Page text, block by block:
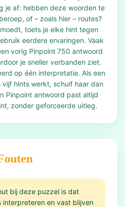
je af: hebben deze woorden te
of – zoals hier – routes?
toets je elke hint tegen
eerdere ervaringen. Vaak
vorig Pinpoint 750 antwoord
je sneller verbanden ziet.
op één interpretatie. Als een
vijf hints werkt, schuif haar dan
Pinpoint antwoord past altijd
zonder geforceerde uitleg.
bij deze puzzel is dat
interpreteren en vast blijven